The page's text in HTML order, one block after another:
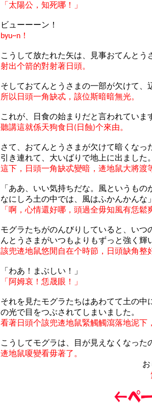
「太陽公，知死哪！」
ビューーーン！
byu~n！
こうして放たれた矢は、見事おてんとう
射出个箭的對射著日頭。
そしておてんとうさまの一部が欠けて、
所以日頭一角缺忒，該位斯暗暗無光。
これが、日食の始まりだと言われていま
聽講這就係天狗食日 ( 日蝕)个來由。
さて、おてんとうさまが欠けて暗くな
引き連れて、大いばりで地上に出ました。
這下，日頭一角缺忒變暗，逩地鼠大將渡
「ああ、いい気持ちだな。風というも
なにしろ土の中では、風はふかんかんな」
「啊，心情還好哪，頭過全毋知風有恁鬆
モグラたちがのんびりしていると、い
んとうさまがいつもよりもずっと強く輝
該兜逩地鼠悠閒自在个時節，日頭缺角整
「わあ！まぶしい！」
「阿姆哀！恁晟眼！」
それを見たモグラたちはあわてて土の中
の光で目をつぶされてしまいました。
看著日頭个該兜逩地鼠緊觸觸瀉落地泥下
こうしてモグラは、目が見えなくなった
逩地鼠嗄變看毋著了。